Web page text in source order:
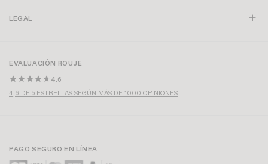
LEGAL
EVALUACIÓN ROUJE
4.6
4,6 DE 5 ESTRELLAS SEGÚN MÁS DE 1000 OPINIONES
PAGO SEGURO EN LÍNEA